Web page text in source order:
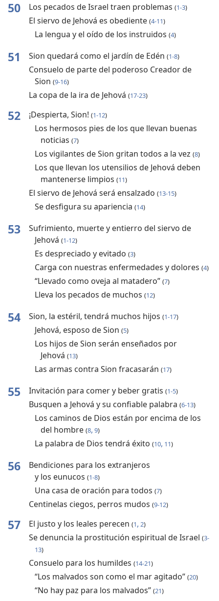
50 Los pecados de Israel traen problemas (1-3)
El siervo de Jehová es obediente (4-11)
La lengua y el oído de los instruidos (4)
51 Sion quedará como el jardín de Edén (1-8)
Consuelo de parte del poderoso Creador de
Sion (9-16)
La copa de la ira de Jehová (17-23)
52 ¡Despierta, Sion! (1-12)
Los hermosos pies de los que llevan buenas
noticias (7)
Los vigilantes de Sion gritan todos a la vez (8)
Los que llevan los utensilios de Jehová deben
mantenerse limpios (11)
El siervo de Jehová será ensalzado (13-15)
Se desfigura su apariencia (14)
53
Sufrimiento, muerte y entierro del siervo de
Jehová (1-12)
Es despreciado y evitado (3)
Carga con nuestras enfermedades y dolores (4)
“Llevado como oveja al matadero” (7)
Lleva los pecados de muchos (12)
54 Sion, la estéril, tendrá muchos hijos (1-17)
Jehová, esposo de Sion (5)
Los hijos de Sion serán enseñados por
Jehová (13)
Las armas contra Sion fracasarán (17)
55 Invitación para comer y beber gratis (1-5)
Busquen a Jehová y su confiable palabra (6-13)
Los caminos de Dios están por encima de los
del hombre (8, 9)
La palabra de Dios tendrá éxito (10, 11)
56
Bendiciones para los extranjeros
y los eunucos (1-8)
Una casa de oración para todos (7)
Centinelas ciegos, perros mudos (9-12)
57 El justo y los leales perecen (1, 2)
Se denuncia la prostitución espiritual de Israel (3-
13)
Consuelo para los humildes (14-21)
“Los malvados son como el mar agitado” (20)
“No hay paz para los malvados” (21)